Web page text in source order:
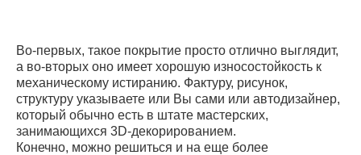
Во-первых, такое покрытие просто отлично выглядит,
а во-вторых оно имеет хорошую износостойкость к
механическому истиранию. Фактуру, рисунок,
структуру указываете или Вы сами или автодизайнер,
который обычно есть в штате мастерских,
занимающихся 3D-декорированием.
Конечно, можно решиться и на еще более